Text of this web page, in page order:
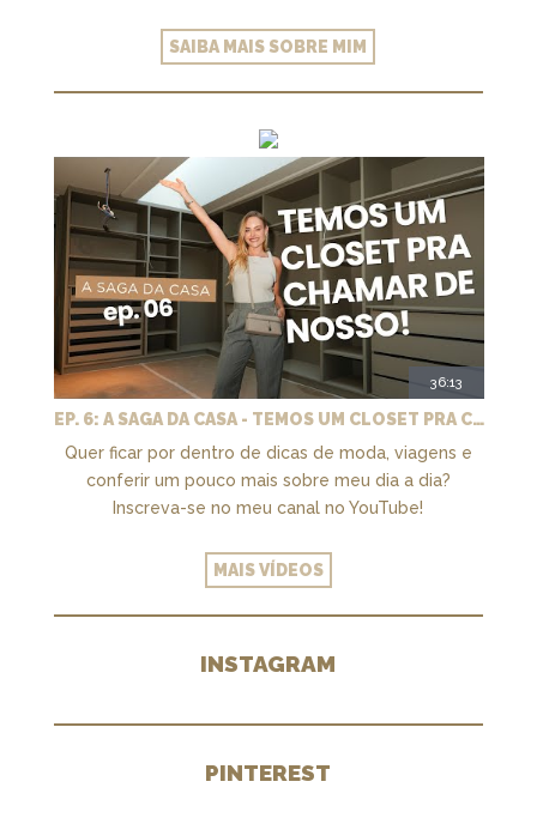
SAIBA MAIS SOBRE MIM
36:13
EP. 6: A SAGA DA CASA - TEMOS UM CLOSET PRA CHAMAR DE NOSSO + MARCENARIA E PAISAGISMO
Quer ficar por dentro de dicas de moda, viagens e
conferir um pouco mais sobre meu dia a dia?
Inscreva-se no meu canal no YouTube!
MAIS VÍDEOS
INSTAGRAM
PINTEREST